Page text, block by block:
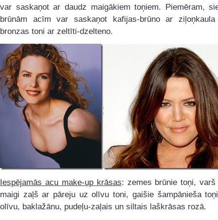
var saskaņot ar daudz maigākiem toņiem. Piemēram,
brūnām acīm var saskaņot kafijas-brūno ar
bronzas toni ar zeltīti-dzelteno.
Iespējamās acu make-up krāsas: zemes brūnie toņi,
maigi zaļš ar pāreju uz olīvu toni, gaišie šampānieša
olīvu, baklažānu, pudeļu-zaļais un siltais laškrāsas rozā.